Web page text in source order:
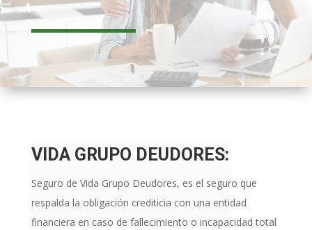
VIDA GRUPO DEUDORES:
Seguro de Vida Grupo Deudores, es el seguro que
respalda la obligación crediticia con una entidad
financiera en caso de fallecimiento o incapacidad total